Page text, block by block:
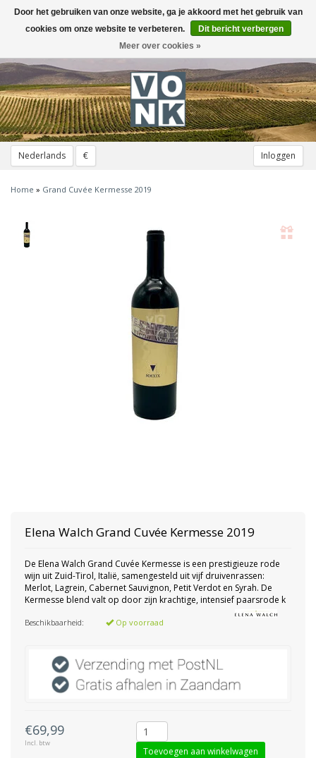
Nederlands € Inloggen
Toggle
navigation
Home » Grand Cuvée Kermesse 2019
Elena WalchGrand Cuvée Kermesse 2019
De Elena Walch Grand Cuvée Kermesse is een prestigieuze rode
wijn uit Zuid-Tirol, Italië, samengesteld uit vijf druivenrassen:
Merlot, Lagrein, Cabernet Sauvignon, Petit Verdot en Syrah. De
Kermesse blend valt op door zijn krachtige, intensief paarsrode k
Beschikbaarheid: Op voorraad
€69,99
Incl. btw
Toevoegen aan winkelwagen
Door het gebruiken van onze website, ga je akkoord met het gebruik van
cookies om onze website te verbeteren.
Dit bericht verbergen
Meer over cookies »